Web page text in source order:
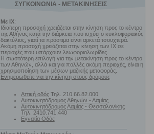
ΣΥΓΚΟΙΝΩΝΙΑ - ΜΕΤΑΚΙΝΗΣΕΙΣ
Με ΙΧ:
Ιδιαίτερη προσοχή χρειάζεται στην κίνηση προς το κέντρο
της Αθήνας κατά την διάρκεια που ισχύει ο κυκλοφοριακός
δακτύλιος, γιατί τα πρόστιμα είναι αρκετά τσουχτερά.
Ακόμη προσοχή χρειάζεται στην κίνηση των ΙΧ σε
περιοχές που υπάρχουν λεωφοριολωρίδες.
Η σωστότερη επιλογή για την μετακίνηση προς το κέντρο
των Αθηνών, αλλά και για πολλές ακόμη περιοχές, είναι η
χρησιμοποίηση των μέσων μαζικής μεταφοράς.
Ενημερωθείτε για την κίνηση στους δρόμους
Αττική οδός Τηλ. 210.66.82.000
Αυτοκινητόδρομος Αθηνών - Λαμίας
Αυτοκινητόδρομος Λαμίας - Θεσσαλονίκης
Τηλ. 2410.741.440
Εγνατία Οδός